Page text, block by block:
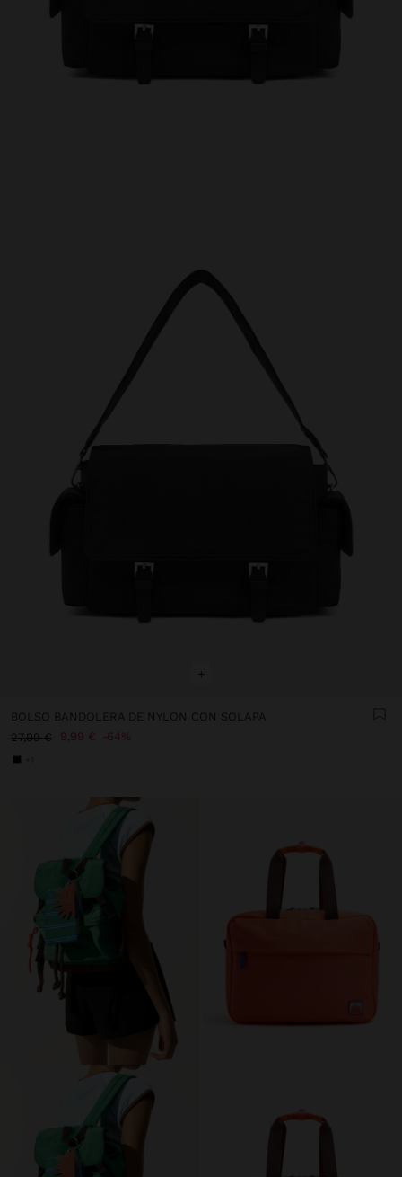
+
BOLSO BANDOLERA DE NYLON CON SOLAPA
27,99 €
9,99 € 64%